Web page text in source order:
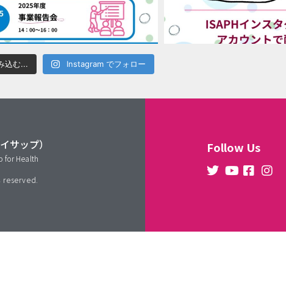
込む... Instagram でフォロー
サップ）
for Health
reserved.
Follow Us